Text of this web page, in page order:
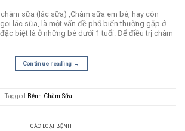
sữa (lác sữa) ,Chàm sữa em bé, hay còn
lác sữa, là một vấn đề phổ biến thường gặp ở
biệt là ở những bé dưới 1 tuổi. Để điều trị chàm
Continue reading →
Tagged Bệnh Chàm Sữa
CÁC LOẠI BỆNH